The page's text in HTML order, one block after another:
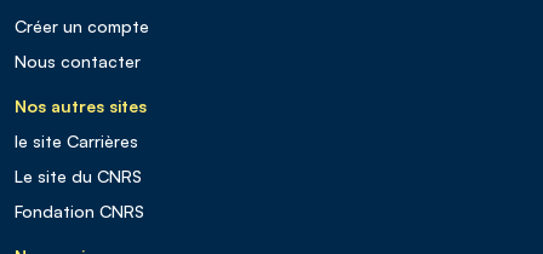
Créer un compte
Nous contacter
Nos autres sites
le site Carrières
Le site du CNRS
Fondation CNRS